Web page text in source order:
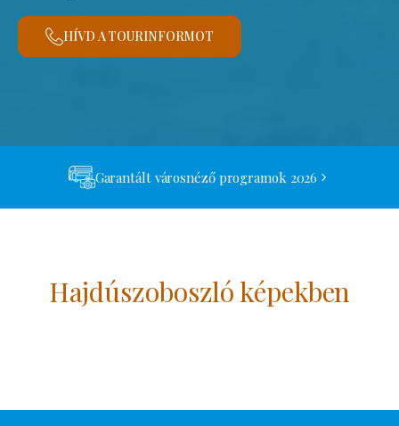
HÍVD A TOURINFORMOT
Garantált városnéző programok 2026
Hajdúszoboszló képekben